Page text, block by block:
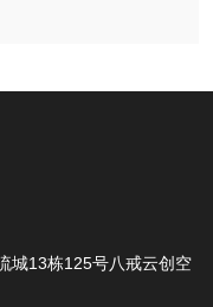
城13栋125号八戒云创空